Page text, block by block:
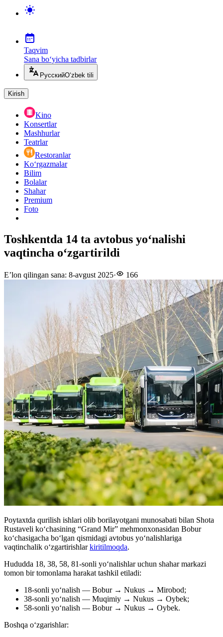
Taqvim
Sana bo‘yicha tadbirlar
РусскийO‘zbek tili
Kirish
Kino
Konsertlar
Mashhurlar
Teatrlar
Restoranlar
Ko‘rgazmalar
Bilim
Bolalar
Shahar
Premium
Foto
Toshkentda 14 ta avtobus yoʻnalishi
vaqtincha oʻzgartirildi
E’lon qilingan sana: 8-avgust 2025· 166
Poytaxtda qurilish ishlari olib borilayotgani munosabati bilan Shota
Rustaveli ko‘chasining “Grand Mir” mehmonxonasidan Bobur
ko‘chasigacha bo‘lgan qismidagi avtobus yo‘nalishlariga
vaqtinchalik o‘zgartirishlarkiritilmoqda.
Hududda 18, 38, 58, 81-sonli yo‘nalishlar uchun shahar markazi
tomon bir tomonlama harakat tashkil etiladi:
18-sonli yo‘nalish — Bobur → Nukus → Mirobod;
38-sonli yo‘nalish — Muqimiy → Nukus → Oybek;
58-sonli yo‘nalish — Bobur → Nukus → Oybek.
Boshqa oʻzgarishlar: